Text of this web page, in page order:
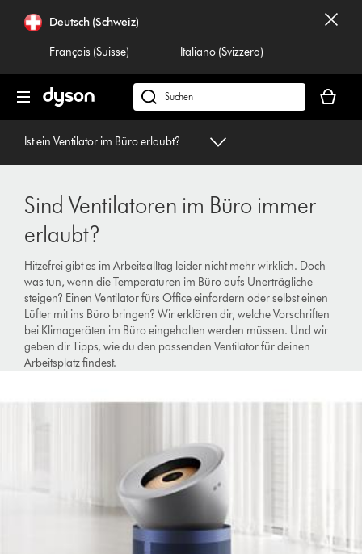
überspringenDeutsch (Schweiz)
Français (Suisse) Italiano (Svizzera)
Dyson.ch
durchsuchen
ist
Ist ein Ventilator im Büro erlaubt?
Sind Ventilatoren im Büro immer
erlaubt?
Hitzefrei gibt es im Arbeitsalltag leider nicht mehr wirklich. Doch
was tun, wenn die Temperaturen im Büro aufs Unerträgliche
steigen? Einen Ventilator fürs Office einfordern oder selbst einen
Lüfter mit ins Büro bringen? Wir erklären dir, welche Vorschriften
bei Klimageräten im Büro eingehalten werden müssen. Und wir
geben dir Tipps, wie du den passenden Ventilator für deinen
Arbeitsplatz findest.